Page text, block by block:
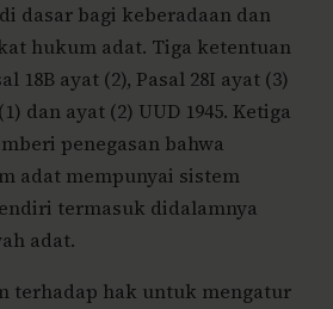
dasar bagi keberadaan dan
hukum adat. Tiga ketentuan
18B ayat (2), Pasal 28I ayat (3)
dan ayat (2) UUD 1945. Ketiga
penegasan bahwa
adat mempunyai sistem
termasuk didalamnya
adat.
terhadap hak untuk mengatur